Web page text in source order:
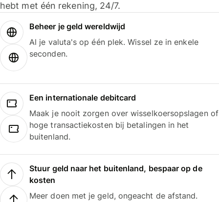
hebt met één rekening, 24/7.
Beheer je geld wereldwijd
Al je valuta's op één plek. Wissel ze in enkele
seconden.
Een internationale debitcard
Maak je nooit zorgen over wisselkoersopslagen of
hoge transactiekosten bij betalingen in het
buitenland.
Stuur geld naar het buitenland, bespaar op de
kosten
Meer doen met je geld, ongeacht de afstand.